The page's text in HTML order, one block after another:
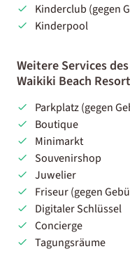
Kinderclub (gegen
Kinderpool
Weitere Services
Waikiki Beach
Parkplatz (gegen
Boutique
Minimarkt
Souvenirshop
Juwelier
Friseur(gegen
Digitaler Schlüssel
Concierge
Tagungsräume